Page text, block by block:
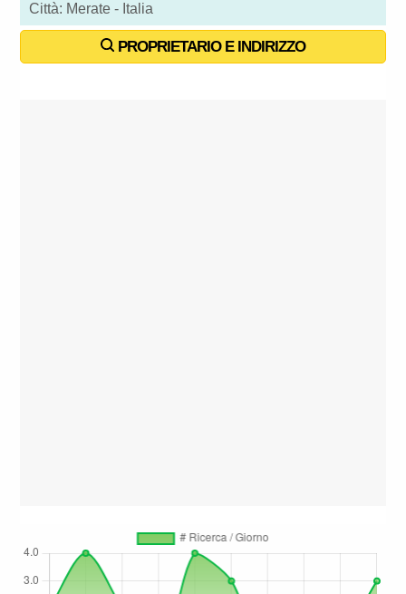
Città: Merate - Italia
PROPRIETARIO E INDIRIZZO